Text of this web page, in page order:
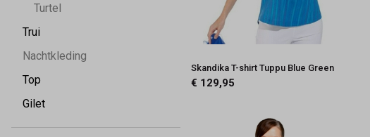
Turtel
Trui
Nachtkleding
Top
Gilet
Skandika T-shirt Tuppu Blue Green
€ 129,95